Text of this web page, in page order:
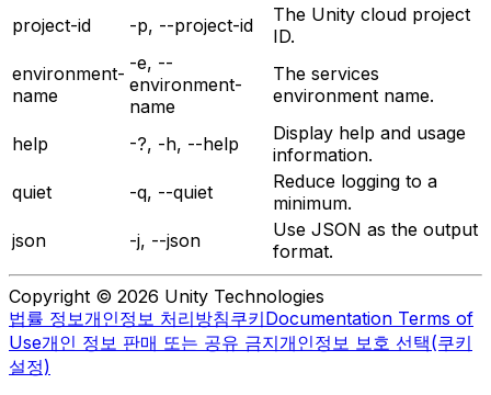
project-id
-p, --project-id
The Unity cloud project
ID.
environment-
name
-e, --
environment-
name
The services
environment name.
help -?, -h, --help
Display help and usage
information.
quiet
-q, --quiet
Reduce logging to a
minimum.
json
-j, --json
Use JSON as the output
format.
Copyright © 2026 Unity Technologies
법률 정보개인정보 처리방침쿠키Documentation Terms of
Use개인 정보 판매 또는 공유 금지개인정보 보호 선택(쿠키
설정)